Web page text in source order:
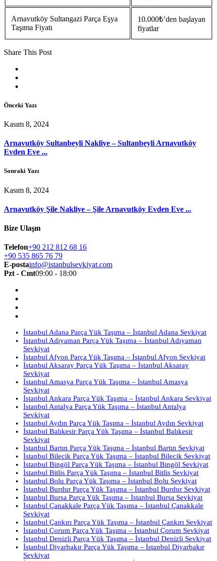
Arnavutköy Sultangazi Parça Eşya
Taşıma Fiyatı
10.000₺’den başlayan
fiyatlar
Share This Post
Önceki Yazı
Kasım 8, 2024
Arnavutköy Sultanbeyli Nakliye – Sultanbeyli Arnavutköy
Evden Eve ...
Sonraki Yazı
Kasım 8, 2024
Arnavutköy Şile Nakliye – Şile Arnavutköy Evden Eve ...
Bize Ulaşın
Telefon+90 212 812 68 16
+90 535 865 76 79
E-postainfo@istanbulsevkiyat.com
Pzt - Cmt09:00 - 18:00
İstanbul Adana Parça Yük Taşıma – İstanbul Adana Sevkiyat
İstanbul Adıyaman Parça Yük Taşıma – İstanbul Adıyaman
Sevkiyat
İstanbul Afyon Parça Yük Taşıma – İstanbul Afyon Sevkiyat
İstanbul Aksaray Parça Yük Taşıma – İstanbul Aksaray
Sevkiyat
İstanbul Amasya Parça Yük Taşıma – İstanbul Amasya
Sevkiyat
İstanbul Ankara Parça Yük Taşıma – İstanbul Ankara Sevkiyat
İstanbul Antalya Parça Yük Taşıma – İstanbul Antalya
Sevkiyat
İstanbul Aydın Parça Yük Taşıma – İstanbul Aydın Sevkiyat
İstanbul Balıkesir Parça Yük Taşıma – İstanbul Balıkesir
Sevkiyat
İstanbul Bartın Parça Yük Taşıma – İstanbul Bartın Sevkiyat
İstanbul Bilecik Parça Yük Taşıma – İstanbul Bilecik Sevkiyat
İstanbul Bingöl Parça Yük Taşıma – İstanbul Bingöl Sevkiyat
İstanbul Bitlis Parça Yük Taşıma – İstanbul Bitlis Sevkiyat
İstanbul Bolu Parça Yük Taşıma – İstanbul Bolu Sevkiyat
İstanbul Burdur Parça Yük Taşıma – İstanbul Burdur Sevkiyat
İstanbul Bursa Parça Yük Taşıma – İstanbul Bursa Sevkiyat
İstanbul Çanakkale Parça Yük Taşıma – İstanbul Çanakkale
Sevkiyat
İstanbul Çankırı Parça Yük Taşıma – İstanbul Çankırı Sevkiyat
İstanbul Çorum Parça Yük Taşıma – İstanbul Çorum Sevkiyat
İstanbul Denizli Parça Yük Taşıma – İstanbul Denizli Sevkiyat
İstanbul Diyarbakır Parça Yük Taşıma – İstanbul Diyarbakır
Sevkiyat